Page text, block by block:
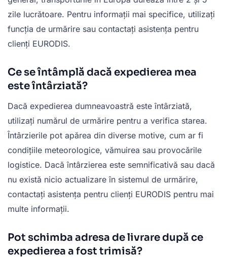
zile lucrătoare. Pentru informații mai specifice, utilizați
funcția de urmărire sau contactați asistența pentru
clienți EURODIS.
Ce se întâmplă dacă expedierea mea
este întârziată?
Dacă expedierea dumneavoastră este întârziată,
utilizați numărul de urmărire pentru a verifica starea.
Întârzierile pot apărea din diverse motive, cum ar fi
condițiile meteorologice, vămuirea sau provocările
logistice. Dacă întârzierea este semnificativă sau dacă
nu există nicio actualizare în sistemul de urmărire,
contactați asistența pentru clienți EURODIS pentru mai
multe informații.
Pot schimba adresa de livrare după ce
expedierea a fost trimisă?